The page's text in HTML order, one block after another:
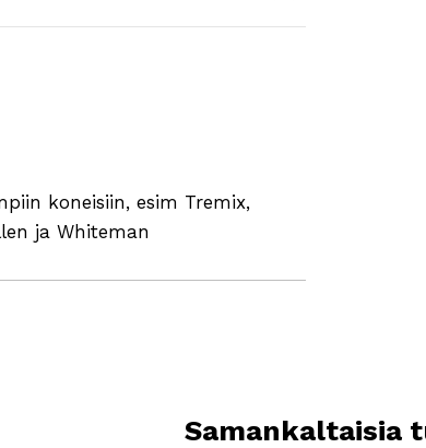
koneisiin, esim Tremix,
ja Whiteman
Samankaltaisia